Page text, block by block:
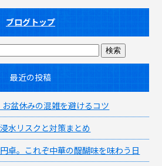
ブログトップ
最近の投稿
盆休みの混雑を避けるコツ
水リスクと対策まとめ
卓。これぞ中華の醍醐味を味わう日